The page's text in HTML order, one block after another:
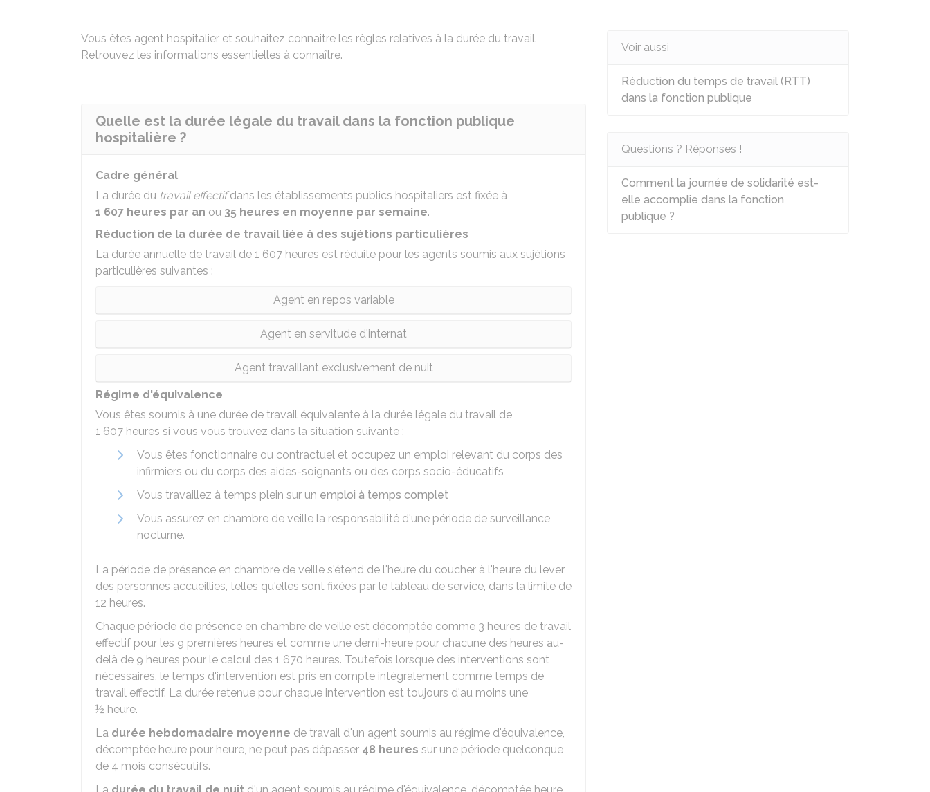
Vous êtes agent hospitalier et souhaitez connaitre les règles relatives à la durée du travail.
Retrouvez les informations essentielles à connaître.
Quelle est la durée légale du travail dans la fonction publique
hospitalière ?
Cadre général
La durée du travail effectifdans les établissements publics hospitaliers est fixée à
1 607 heures par an ou 35 heures en moyenne par semaine.
Réduction de la durée de travail liée à des sujétions particulières
La durée annuelle de travail de 1 607 heures est réduite pour les agents soumis aux sujétions
particulières suivantes :
Agent en repos variable
Agent en servitude d'internat
Agent travaillant exclusivement de nuit
Régime d'équivalence
Vous êtes soumis à une durée de travail équivalente à la durée légale du travail de
1 607 heures si vous vous trouvez dans la situation suivante :
Vous êtes fonctionnaire ou contractuel et occupez un emploi relevant du corps des
infirmiers ou du corps des aides-soignants ou des corps socio-éducatifs
Vous travaillez à temps plein sur un emploi à temps complet
Vous assurez en chambre de veille la responsabilité d'une période de surveillance
nocturne.
La période de présence en chambre de veille s'étend de l'heure du coucher à l'heure du lever
des personnes accueillies, telles qu'elles sont fixées par le tableau de service, dans la limite de
12 heures.
Chaque période de présence en chambre de veille est décomptée comme 3 heures de travail
effectif pour les 9 premières heures et comme une demi-heure pour chacune des heures au-
delà de 9 heures pour le calcul des 1 670 heures. Toutefois lorsque des interventions sont
nécessaires, le temps d'intervention est pris en compte intégralement comme temps de
travail effectif. La durée retenue pour chaque intervention est toujours d'au moins une
½ heure.
La durée hebdomadaire moyenne de travail d'un agent soumis au régime d'équivalence,
décomptée heure pour heure, ne peut pas dépasser 48 heures sur une période quelconque
de 4 mois consécutifs.
Voir aussi
Réduction du temps de travail (RTT)
dans la fonction publique
Questions ? Réponses !
Comment la journée de solidarité est-
elle accomplie dans la fonction
publique ?